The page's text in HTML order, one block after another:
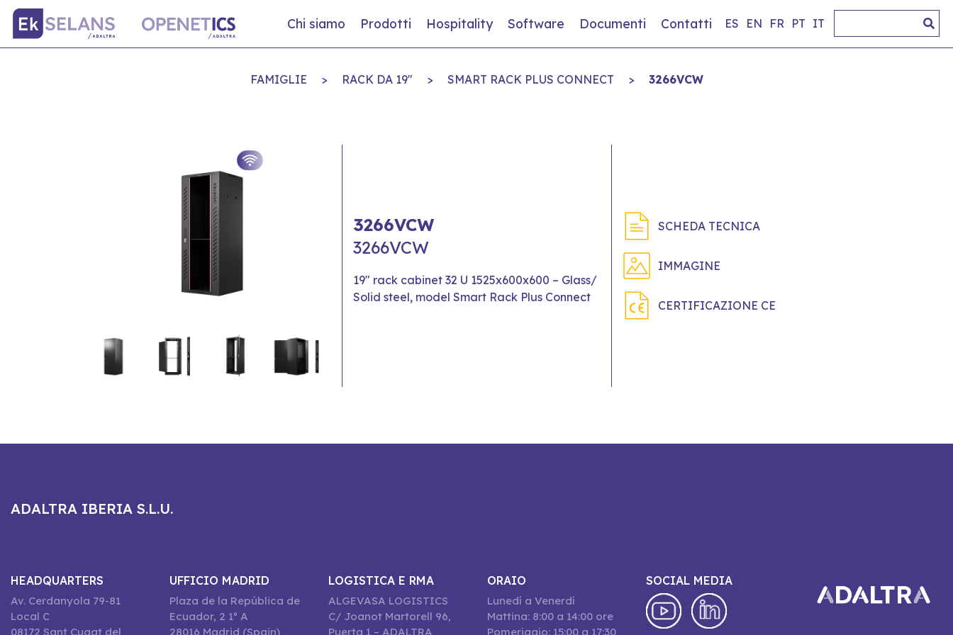
Chi siamo Prodotti Hospitality Software Documenti Contatti ES EN FR PT IT
FAMIGLIE > RACK DA 19" > SMART RACK PLUS CONNECT > 3266VCW
3266VCW
3266VCW
19" rack cabinet 32 U 1525x600x600 – Glass/
Solid steel, model Smart Rack Plus Connect
SCHEDA TECNICA
IMMAGINE
CERTIFICAZIONE CE
ADALTRA IBERIA S.L.U.
HEADQUARTERS
Av. Cerdanyola 79-81
Local C
08172 Sant Cugat del
UFFICIO MADRID
Plaza de la República de
Ecuador, 2 1º A
28016 Madrid (Spain)
LOGISTICA E RMA
ALGEVASA LOGISTICS
C/ Joanot Martorell 96,
Puerta 1 – ADALTRA
ORAIO
Lunedí a Venerdí
Mattina: 8:00 a 14:00 ore
Pomeriggio: 15:00 a 17:30
SOCIAL MEDIA